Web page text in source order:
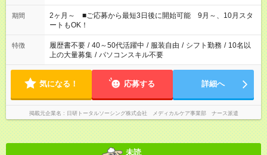
「家族とお休みを合わせたい」 「できれば残業はしたくない」
など、あなたのご希望に沿ったお仕事をご紹介します！ ※Wワ
ーク希望の方へ 今ご覧のお仕事で希望する勤務時間と、もう1つ
のお仕事の勤務時間。 合計で週40時間を超える場合は応募でき
ません
期間
2ヶ月～ ■ご応募から最短3日後に開始可能 9月～、10月スタ
ートもOK！
特徴 履歴書不要 / 40～50代活躍中 / 服装自由 / シフト勤務 / 10名以
上の大量募集 / パソコンスキル不要
気になる！ 応募する 詳細へ
掲載元企業名 日研トータルソーシング株式会社 メディカルケア事業部 ナース派遣
未読